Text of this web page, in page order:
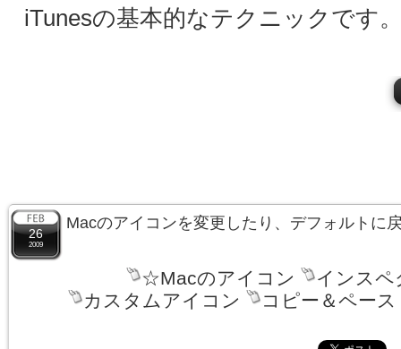
iTunesの基本的なテクニックです
26
2009
Macのアイコンを変更したり、デフォルトに
☆Macのアイコン
インスペ
カスタムアイコン
コピー＆ペース